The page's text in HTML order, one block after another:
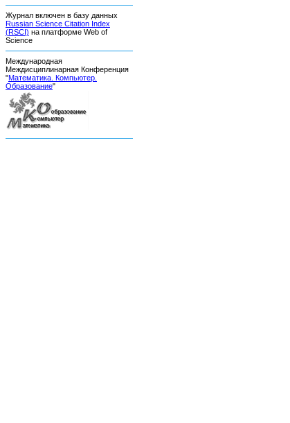
Журнал включен в базу данных
Russian Science Citation Index
(RSCI) на платформе Web of
Science
Международная
Междисциплинарная Конференция
"Математика. Компьютер.
Образование"